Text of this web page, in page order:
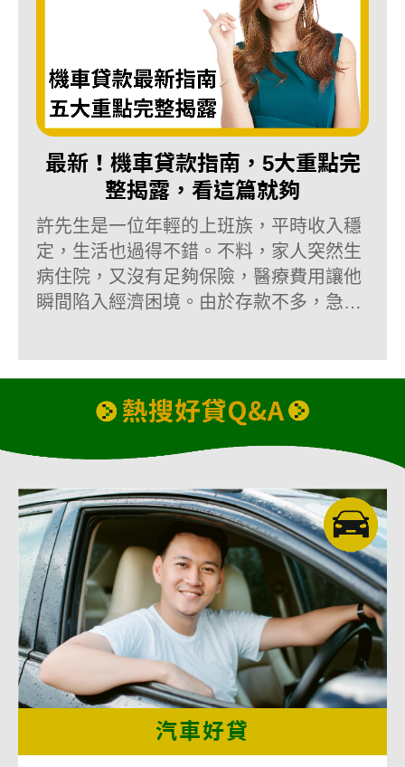
最新！機車貸款指南，5大重點完
整揭露，看這篇就夠
許先生是一位年輕的上班族，平時收入穩
定，生活也過得不錯。不料，家人突然生
病住院，又沒有足夠保險，醫療費用讓他
瞬間陷入經濟困境。由於存款不多，急需
上手續繁瑣，遲遲無法拿到錢。眼看著時
間一分一秒地過去，許先生決定轉向民間
融資公司尋求幫助。他了解到機車貸款的
好處：不需聯徵、不用保人，手續簡單，
件與文件，迅速辦理機車貸款。只花了短
短幾個小時，審核就通過，最高可貸10萬
元的額度，讓他順利解決燃眉之急。
汽車好貸